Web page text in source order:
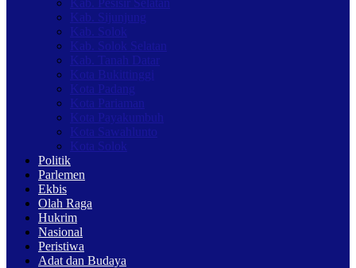
Kab. Sijunjung
Kab. Solok
Kab. Solok Selatan
Kab. Tanah Datar
Kota Bukittinggi
Kota Padang
Kota Pariaman
Kota Payakumbuh
Kota Sawahlunto
Kota Solok
Politik
Parlemen
Ekbis
Olah Raga
Hukrim
Nasional
Peristiwa
Adat dan Budaya